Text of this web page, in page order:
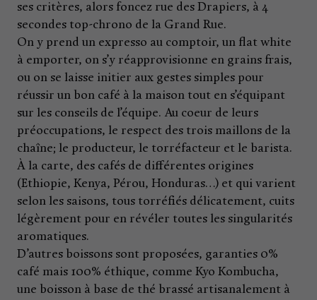
ses critères, alors foncez rue des Drapiers, à 4
secondes top-chrono de la Grand Rue.
On y prend un expresso au comptoir, un flat white
à emporter, on s’y réapprovisionne en grains frais,
ou on se laisse initier aux gestes simples pour
réussir un bon café à la maison tout en s’équipant
sur les conseils de l’équipe. Au coeur de leurs
préoccupations, le respect des trois maillons de la
chaîne; le producteur, le torréfacteur et le barista.
À la carte, des cafés de différentes origines
(Ethiopie, Kenya, Pérou, Honduras…) et qui varient
selon les saisons, tous torréfiés délicatement, cuits
légèrement pour en révéler toutes les singularités
aromatiques.
D’autres boissons sont proposées, garanties 0%
café mais 100% éthique, comme Kyo Kombucha,
une boisson à base de thé brassé artisanalement à